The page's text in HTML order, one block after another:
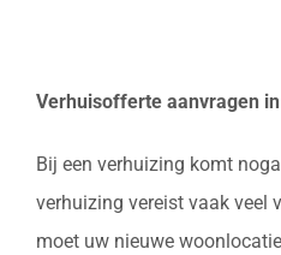
Verhuisofferte aanvragen
Bij een verhuizing komt
verhuizing vereist vaak veel
moet uw nieuwe